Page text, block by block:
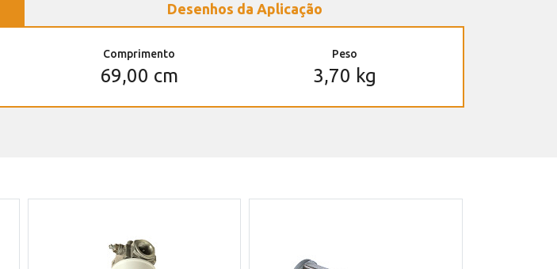
Desenhos da Aplicação
Comprimento
69,00 cm
Peso
3,70 kg